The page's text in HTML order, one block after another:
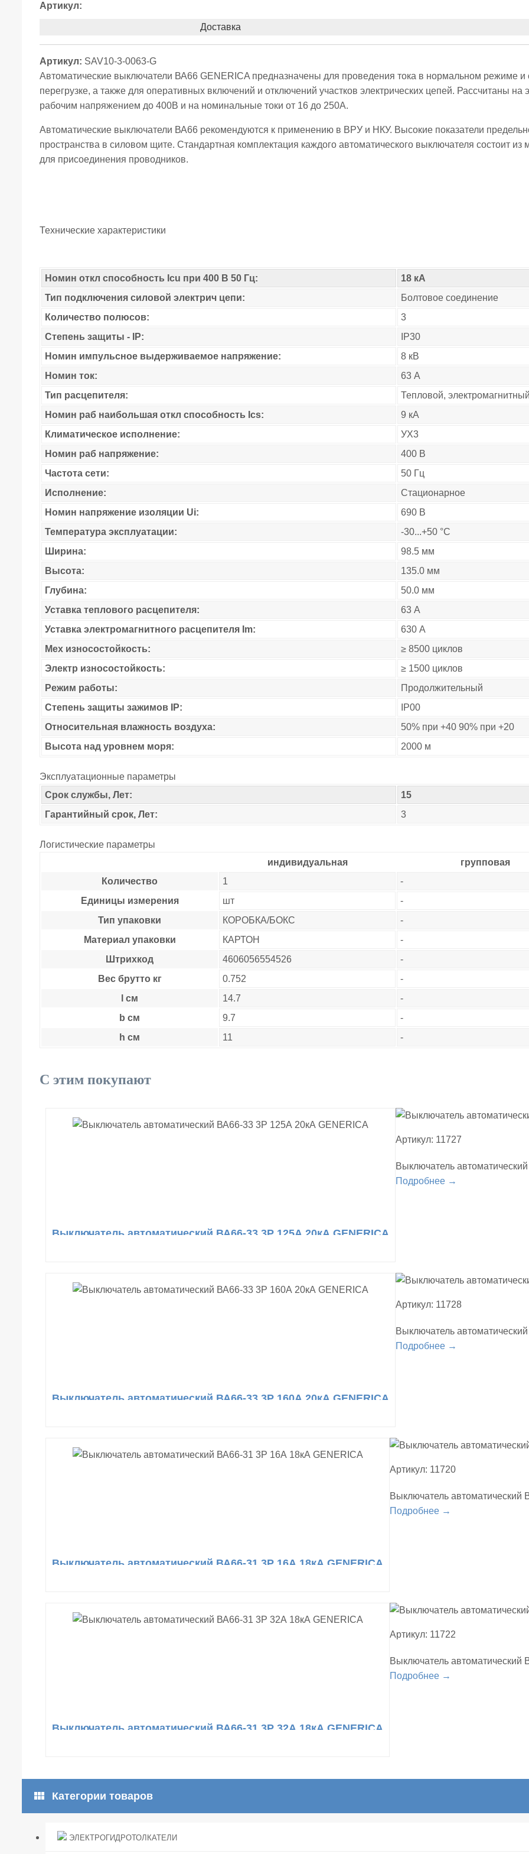
Артикул:
Доставка
Артикул: SAV10-3-0063-G
Автоматические выключатели ВА66 GENERICA предназначены для проведения тока в нормальном режиме и
перегрузке, а также для оперативных включений и отключений участков электрических цепей. Рассчитаны
рабочим напряжением до 400В и на номинальные токи от 16 до 250А.
Автоматические выключатели ВА66 рекомендуются к применению в ВРУ и НКУ. Высокие показатели
пространства в силовом щите. Стандартная комплектация каждого автоматического выключателя состоит
для присоединения проводников.
Технические характеристики
Номин откл способность Icu при 400 В 50 Гц:
18 кА
Тип подключения силовой электрич цепи:
Болтовое соединение
Количество полюсов:
3
Степень защиты - IP:
IP30
Номин импульсное выдерживаемое напряжение:
8 кВ
Номин ток:
63 А
Тип расцепителя:
Тепловой,
Номин раб наибольшая откл способность Ics:
9 кА
Климатическое исполнение:
УХ3
Номин раб напряжение:
400 В
Частота сети:
50 Гц
Исполнение:
Стационарное
Номин напряжение изоляции Ui:
690 В
Температура эксплуатации:
-30...+50 °C
Ширина:
98.5 мм
Высота:
135.0 мм
Глубина:
50.0 мм
Уставка теплового расцепителя:
63 А
Уставка электромагнитного расцепителя Im:
630 А
Мех износостойкость:
≥ 8500 циклов
Электр износостойкость:
≥ 1500 циклов
Режим работы:
Продолжительный
Степень защиты зажимов IP:
IP00
Относительная влажность воздуха:
50% при +40 90% при +20
Высота над уровнем моря:
2000 м
Эксплуатационные параметры
Срок службы, Лет:
15
Гарантийный срок, Лет:
3
Логистические параметры
индивидуальная
групповая
Количество
1
-
Единицы измерения
шт
-
Тип упаковки
КОРОБКА/БОКС
-
Материал упаковки
КАРТОН
-
Штрихкод
4606056554526
-
Вес брутто кг
0.752
-
l см
14.7
-
b см
9.7
-
h см
11 -
С этим покупают
Выключатель автоматический ВА66-33 3Р 125А 20кА GENERICA
Артикул: 11727
Выключатель
Подробнее →
Выключатель автоматический ВА66-33 3Р 160А 20кА GENERICA
Артикул: 11728
Выключатель
Подробнее →
Выключатель автоматический ВА66-31 3Р 16А 18кА GENERICA
Артикул: 11720
Выключатель
Подробнее →
Выключатель автоматический ВА66-31 3Р 32А 18кА GENERICA
Артикул: 11722
Выключатель
Подробнее →
view_module Категории товаров
ЭЛЕКТРОГИДРОТОЛКАТЕЛИ